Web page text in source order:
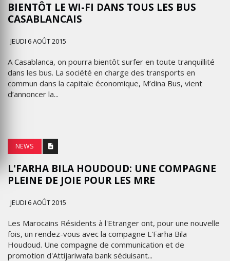
BIENTÔT LE WI-FI DANS TOUS LES BUS
CASABLANCAIS
JEUDI 6 AOÛT 2015
A Casablanca, on pourra bientôt surfer en toute tranquillité
dans les bus. La société en charge des transports en
commun dans la capitale économique, M’dina Bus, vient
d’annoncer la...
NEWS
L'FARHA BILA HOUDOUD: UNE COMPAGNE
PLEINE DE JOIE POUR LES MRE
JEUDI 6 AOÛT 2015
Les Marocains Résidents à l'Etranger ont, pour une nouvelle
fois, un rendez-vous avec la compagne L'Farha Bila
Houdoud. Une compagne de communication et de
promotion d'Attijariwafa bank séduisant...